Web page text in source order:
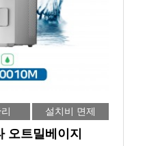
설치비 면제
오트밀베이지